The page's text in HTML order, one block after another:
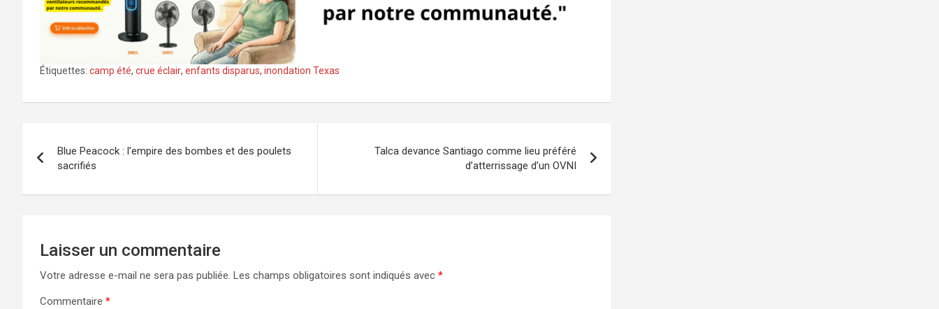
Étiquettes: camp été, crue éclair, enfants disparus, inondation Texas
de
l’article
Blue Peacock : l’empire des bombes et des poulets
sacrifiés
Talca devance Santiago comme lieu préféré
d’atterrissage d’un OVNI
Laisser un commentaire
Votre adresse e-mail ne sera pas publiée. Les champs obligatoires sont indiqués avec *
Commentaire *